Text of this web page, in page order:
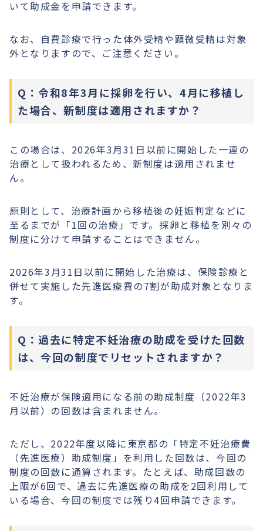
いて助成金を申請できます。
なお、自費診療で行った体外受精や顕微受精は対象
外となりますので、ご注意ください。
Q：令和8年3月に採卵を行い、4月に移植し
た場合、新制度は適用されますか？
この場合は、2026年3月31日以前に開始した一連の
治療として扱われるため、新制度は適用されませ
ん。
原則として、治療計画から移植後の妊娠判定などに
至るまでが「1回の治療」です。採卵と移植を別々の
制度に分けて申請することはできません。
2026年3月31日以前に開始した治療は、保険診療と
併せて実施した先進医療費の7割が助成対象となりま
す。
Q：過去に特定不妊治療の助成を受けた回数
は、今回の制度でリセットされますか？
不妊治療が保険適用になる前の助成制度（2022年3
月以前）の回数は含まれません。
ただし、2022年度以降に東京都の「特定不妊治療費
（先進医療）助成制度」を利用した回数は、今回の
制度の回数に通算されます。たとえば、助成回数の
上限が6回で、過去に先進医療の助成を2回利用して
いる場合、今回の制度では残り4回申請できます。